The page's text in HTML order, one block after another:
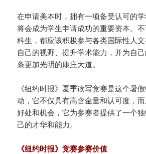
在申请美本时，拥有一项备受认可的
将会成为学生申请成功的重要资本。
科生，都应该积极参与各类国际性人
自己的视野、提升学术能力，并为自
条更加光明的康庄大道。
《纽约时报》夏季读写竞赛是这个暑
动，它不仅具有高含金量和认可度，
好处和机会，它为参赛者提供了一个
己的才华和能力。
《纽约时报》竞赛参赛价值